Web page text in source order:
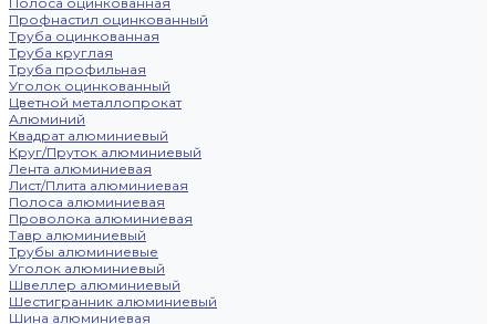
Профнастил оцинкованный
Труба оцинкованная
Труба круглая
Труба профильная
Уголок оцинкованный
Цветной металлопрокат
Алюминий
Квадрат алюминиевый
Круг/Пруток алюминиевый
Лента алюминиевая
Лист/Плита алюминиевая
Полоса алюминиевая
Проволока алюминиевая
Тавр алюминиевый
Трубы алюминиевые
Уголок алюминиевый
Швеллер алюминиевый
Шестигранник алюминиевый
Шина алюминиевая